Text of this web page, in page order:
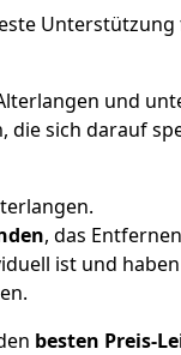
und
sich darauf
, das
ist und
besten Preis-